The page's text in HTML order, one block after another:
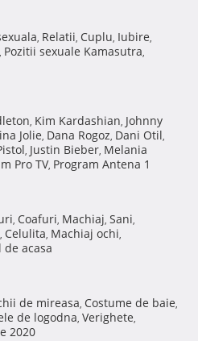
, Relatii, Cuplu, Iubire,
, Pozitii sexuale Kamasutra,
, Kim Kardashian, Johnny
Jolie, Dana Rogoz, Dani Otil,
, Justin Bieber, Melania
Pro TV, Program Antena 1
, Coafuri, Machiaj, Sani,
, Celulita, Machiaj ochi,
de acasa
de mireasa, Costume de baie,
de logodna, Verighete,
2020